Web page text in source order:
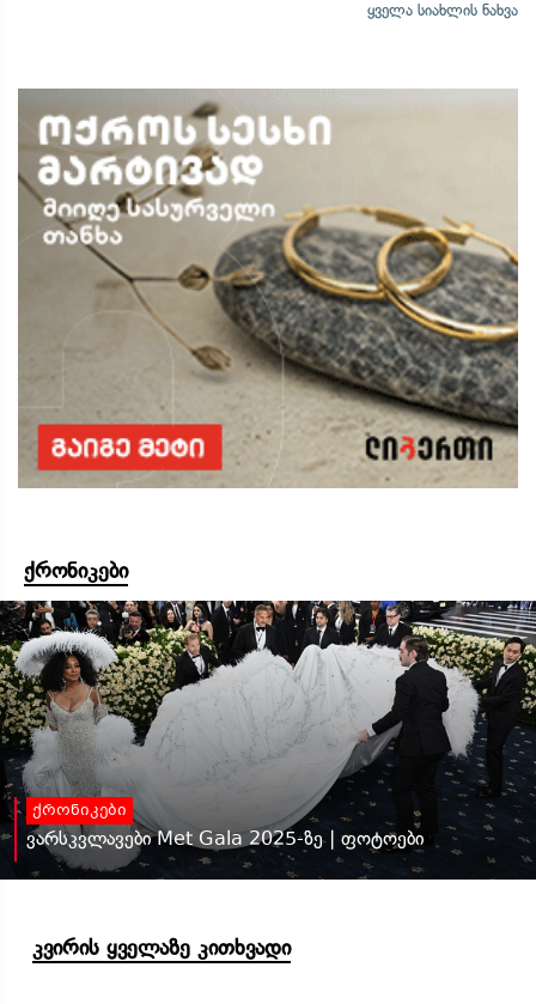
ყველა სიახლის ნახვა
ქრონიკები
ქრონიკები
ვარსკვლავები Met Gala 2025-ზე | ფოტოები
კვირის ყველაზე კითხვადი